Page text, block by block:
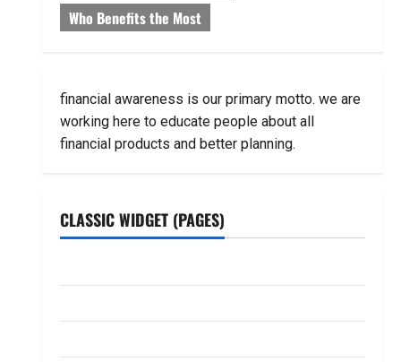
Who Benefits the Most
financial awareness is our primary motto. we are
working here to educate people about all
financial products and better planning.
CLASSIC WIDGET (PAGES)